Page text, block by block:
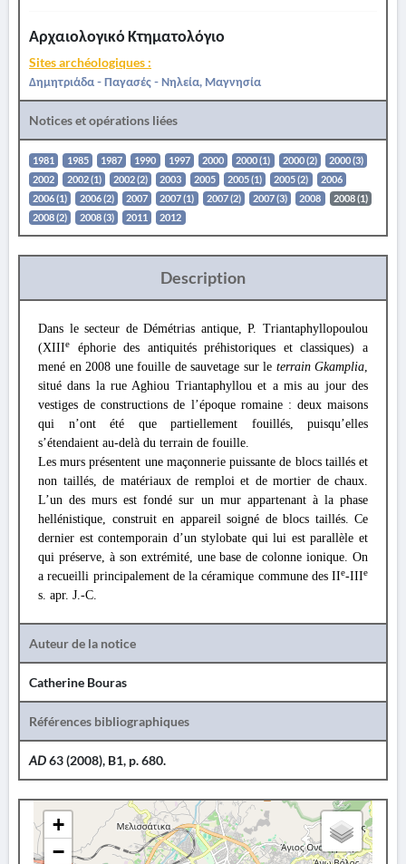
Αρχαιολογικό Κτηματολόγιο
Sites archéologiques :
Δημητριάδα - Παγασές - Νηλεία, Μαγνησία
Notices et opérations liées
1981 1985 1987 1990 1997 2000 2000 (1) 2000 (2)
2000 (3)
2002
2002 (1) 2002 (2) 2003 2005 2005 (1) 2005 (2)
2006
2006 (1)
2006 (2) 2007 2007 (1) 2007 (2) 2007 (3) 2008
2008 (1)
2008 (2)
2008 (3) 2011 2012
Description
Dans le secteur de Démétrias antique, P. Triantaphyllopoulou
(XIIIe
éphorie des antiquités préhistoriques et classiques) a
mené en 2008 une fouille de sauvetage sur le terrain Gkamplia,
situé dans la rue Aghiou Triantaphyllou et a mis au jour des
vestiges de constructions de l’époque romaine : deux maisons
qui n’ont été que partiellement fouillés, puisqu’elles
s’étendaient au-delà du terrain de fouille.
Les murs présentent une maçonnerie puissante de blocs taillés et
non taillés, de matériaux de remploi et de mortier de chaux.
L’un des murs est fondé sur un mur appartenant à la phase
hellénistique, construit en appareil soigné de blocs taillés. Ce
dernier est contemporain d’un stylobate qui lui est parallèle et
qui préserve, à son extrémité, une base de colonne ionique. On
a recueilli principalement de la céramique commune des IIe-IIIe
s. apr. J.-C.
Auteur de la notice
Catherine Bouras
Références bibliographiques
AD63 (2008), B1, p. 680.
+
−